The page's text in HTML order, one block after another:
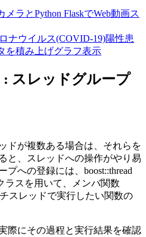
メラとPython FlaskでWeb動画ス
ナウイルス(COVID-19)陽性患
を積み上げグラフ表示
: スレッドグループ
ドが複数ある場合は、それらを
と、スレッドへの操作がやり易
プへの登録には、boost::thread
ラスを用いて、メンバ関数
スレッドで実行したい関数の
際にその過程と実行結果を確認